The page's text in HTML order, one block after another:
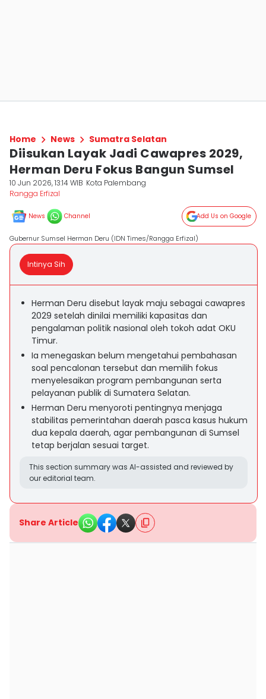
Home News Sumatra Selatan
Diisukan Layak Jadi Cawapres 2029,
Herman Deru Fokus Bangun Sumsel
10 Jun 2026, 13:14 WIB Kota Palembang
Rangga Erfizal
News Channel Add Us on Google
Gubernur Sumsel Herman Deru (IDN Times/Rangga Erfizal)
Intinya Sih
Herman Deru disebut layak maju sebagai cawapres
2029 setelah dinilai memiliki kapasitas dan
pengalaman politik nasional oleh tokoh adat OKU
Timur.
Ia menegaskan belum mengetahui pembahasan
soal pencalonan tersebut dan memilih fokus
menyelesaikan program pembangunan serta
pelayanan publik di Sumatera Selatan.
Herman Deru menyoroti pentingnya menjaga
stabilitas pemerintahan daerah pasca kasus hukum
dua kepala daerah, agar pembangunan di Sumsel
tetap berjalan sesuai target.
This section summary was AI-assisted and reviewed by
our editorial team.
Share Article